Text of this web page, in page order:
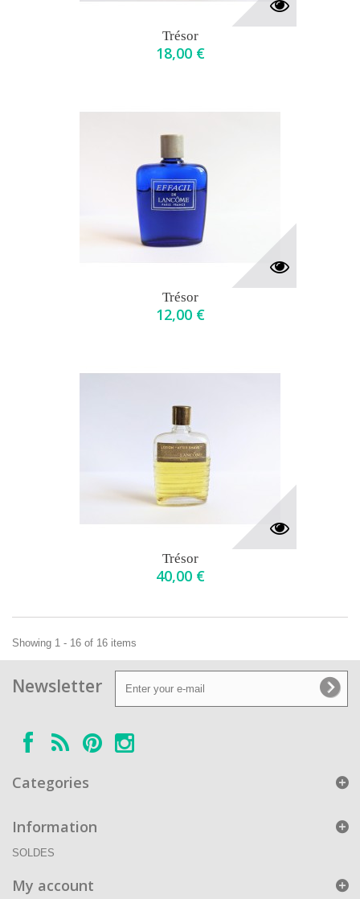
Trésor
18,00 €
Trésor
12,00 €
Trésor
40,00 €
Showing 1 - 16 of 16 items
Newsletter
Categories
Information
SOLDES
My account